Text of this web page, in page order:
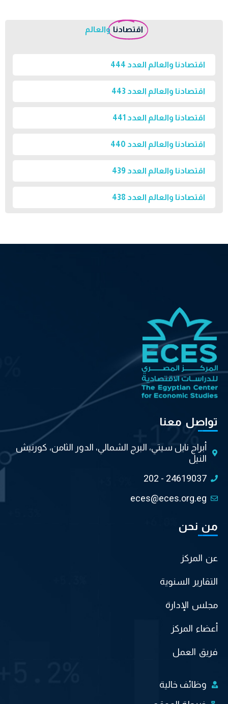
اقتصادنا والعالم
اقتصادنا والعالم العدد 444
اقتصادنا والعالم العدد 443
اقتصادنا والعالم العدد 441
اقتصادنا والعالم العدد 440
اقتصادنا والعالم العدد 439
اقتصادنا والعالم العدد 438
تواصل معنا
أبراج نايل سيتي، البرج الشمالي، الدور الثامن، كورنيش
النيل
202 - 24619037
eces@eces.org.eg
من نحن
عن المركز
التقارير السنوية
مجلس الإدارة
أعضاء المركز
فريق العمل
وظائف خالية